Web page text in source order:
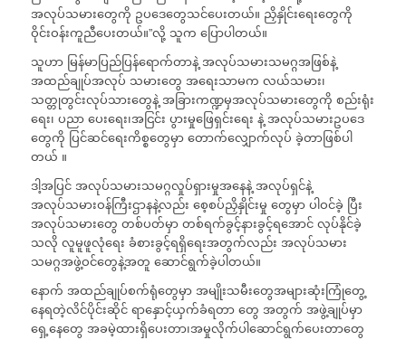
အလုပ်သမားတွေကို ဥပဒေတွေသင်ပေးတယ်။ ညှိနှိုင်းရေးတွေကို
ဝိုင်းဝန်းကူညီပေးတယ်။”လို့ သူက ပြောပါတယ်။
သူဟာ မြန်မာပြည်ပြန်ရောက်တာနဲ့ အလုပ်သမားသမဂ္ဂအဖြစ်နဲ့
အထည်ချုပ်အလုပ် သမားတွေ အရေးသာမက လယ်သမား၊
သတ္တုတွင်းလုပ်သားတွေနဲ့ အခြားကဏ္ဍမှအလုပ်သမားတွေကို စည်းရုံး
ရေး၊ ပညာ ပေးရေး၊အငြင်း ပွားမှုဖြေရှင်းရေး နဲ့ အလုပ်သမားဥပဒေ
တွေကို ပြင်ဆင်ရေးကိစ္စတွေမှာ တောက်လျှောက်လုပ် ခဲ့တာဖြစ်ပါ
တယ် ။
ဒါ့အပြင် အလုပ်သမားသမဂ္ဂလှုပ်ရှားမှုအနေနဲ့ အလုပ်ရှင်နဲ့
အလုပ်သမားဝန်ကြီးဌာနနဲ့လည်း စေ့စပ်ညှိနှိုင်းမှု တွေမှာ ပါဝင်ခဲ့ ပြီး
အလုပ်သမားတွေ တစ်ပတ်မှာ တစ်ရက်ခွင့်နားခွင့်ရအောင် လုပ်နိုင်ခဲ့
သလို လူမူဖူလုံရေး ခံစားခွင့်ရရှိရေးအတွက်လည်း အလုပ်သမား
သမဂ္ဂအဖွဲ့ဝင်တွေနဲ့အတူ ဆောင်ရွက်ခဲ့ပါတယ်။
နောက် အထည်ချုပ်စက်ရုံတွေမှာ အမျိုးသမီးတွေအများဆုံးကြုံတွေ့
နေရတဲ့လိင်ပိုင်းဆိုင် ရာနှောင့်ယှက်ခံရတာ တွေ အတွက် အဖွဲ့ချုပ်မှာ
ရှေ့နေတွေ အခမဲ့ထားရှိပေးတာ၊အမှုလိုက်ပါဆောင်ရွက်ပေးတာတွေ